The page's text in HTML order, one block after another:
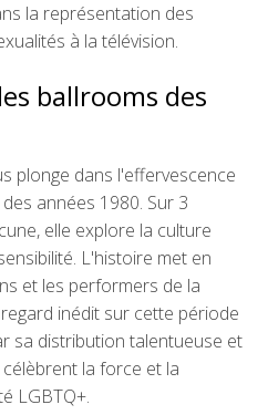
la représentation des
à la télévision.
ballrooms des
plonge dans l'effervescence
années 1980. Sur 3
elle explore la culture
L'histoire met en
et les performers de la
inédit sur cette période
sa distribution talentueuse et
la force et la
LGBTQ+.